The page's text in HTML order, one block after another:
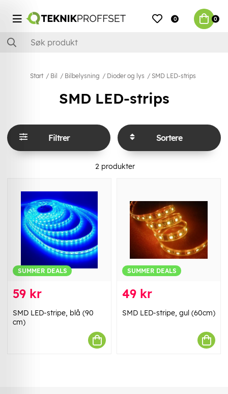
0 0
Start Bil Bilbelysning Dioder og lys SMD LED-strips
SMD LED-strips
Filtrer Sortere
2 produkter
SUMMER DEALS
59 kr
SMD LED-stripe, blå (90
cm)
SUMMER DEALS
49 kr
SMD LED-stripe, gul (60cm)